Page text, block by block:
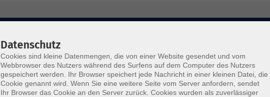
Datenschutz
Cookies sind kleine Datenmengen, die von einer Website gesendet und vom
Webbrowser des Nutzers während des Surfens auf dem Computer des Nutzers
gespeichert werden. Ihr Browser speichert jede Nachricht in einer kleinen Datei, die
Cookie genannt wird. Wenn Sie eine weitere Seite vom Server anfordern, sendet
Ihr Browser das Cookie an den Server zurück. Cookies wurden als zuverlässiger